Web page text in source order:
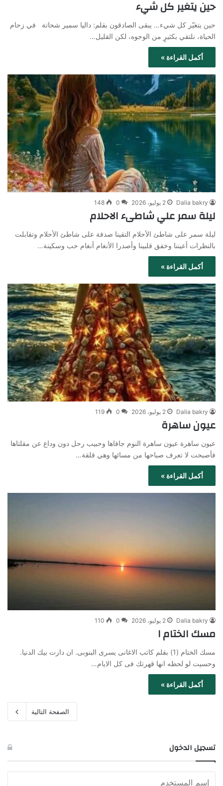
حين يتغير كل شيء
حين يتغيّر كل شيء… يبقى الصادقون بقلم: داليا سمير شحاتة في زحام
الحياة، نلتقي بكثيرٍ من الوجوه، لكن القليل…
أكمل القراءة »
Dalia bakry 2 يوليو، 2026 0
148
ليلة سمر علي شاطىء الاحلام
ليلة سمر على شاطئ الأحلام التقينا صدفة على شاطئ الأحلام وتقابلت
بالنظرات أعيننا وخفق قلبينا وأصدرا الأنغام أنغام حب وسكينة…
أكمل القراءة »
Dalia bakry 2 يوليو، 2026 0
119
عيون ساهرة
عيون ساهرة عيون ساهرة النوم جافاها وحبيب رحل دون وداع عن مقلتاها
فأصبحت لا تعرف صباحها من مسائها وهي قلقة…
أكمل القراءة »
Dalia bakry 2 يوليو، 2026 0
110
مسك الختام ١
مسك الختام (1) بقلم كاتب الاغانى يسرى البنوبى. ان دارت بيك الدنيا.
وحسيت لو لحظه انها قهرتك فى كل الايام…
أكمل القراءة »
الصفحة التالية
تسجيل الدخول